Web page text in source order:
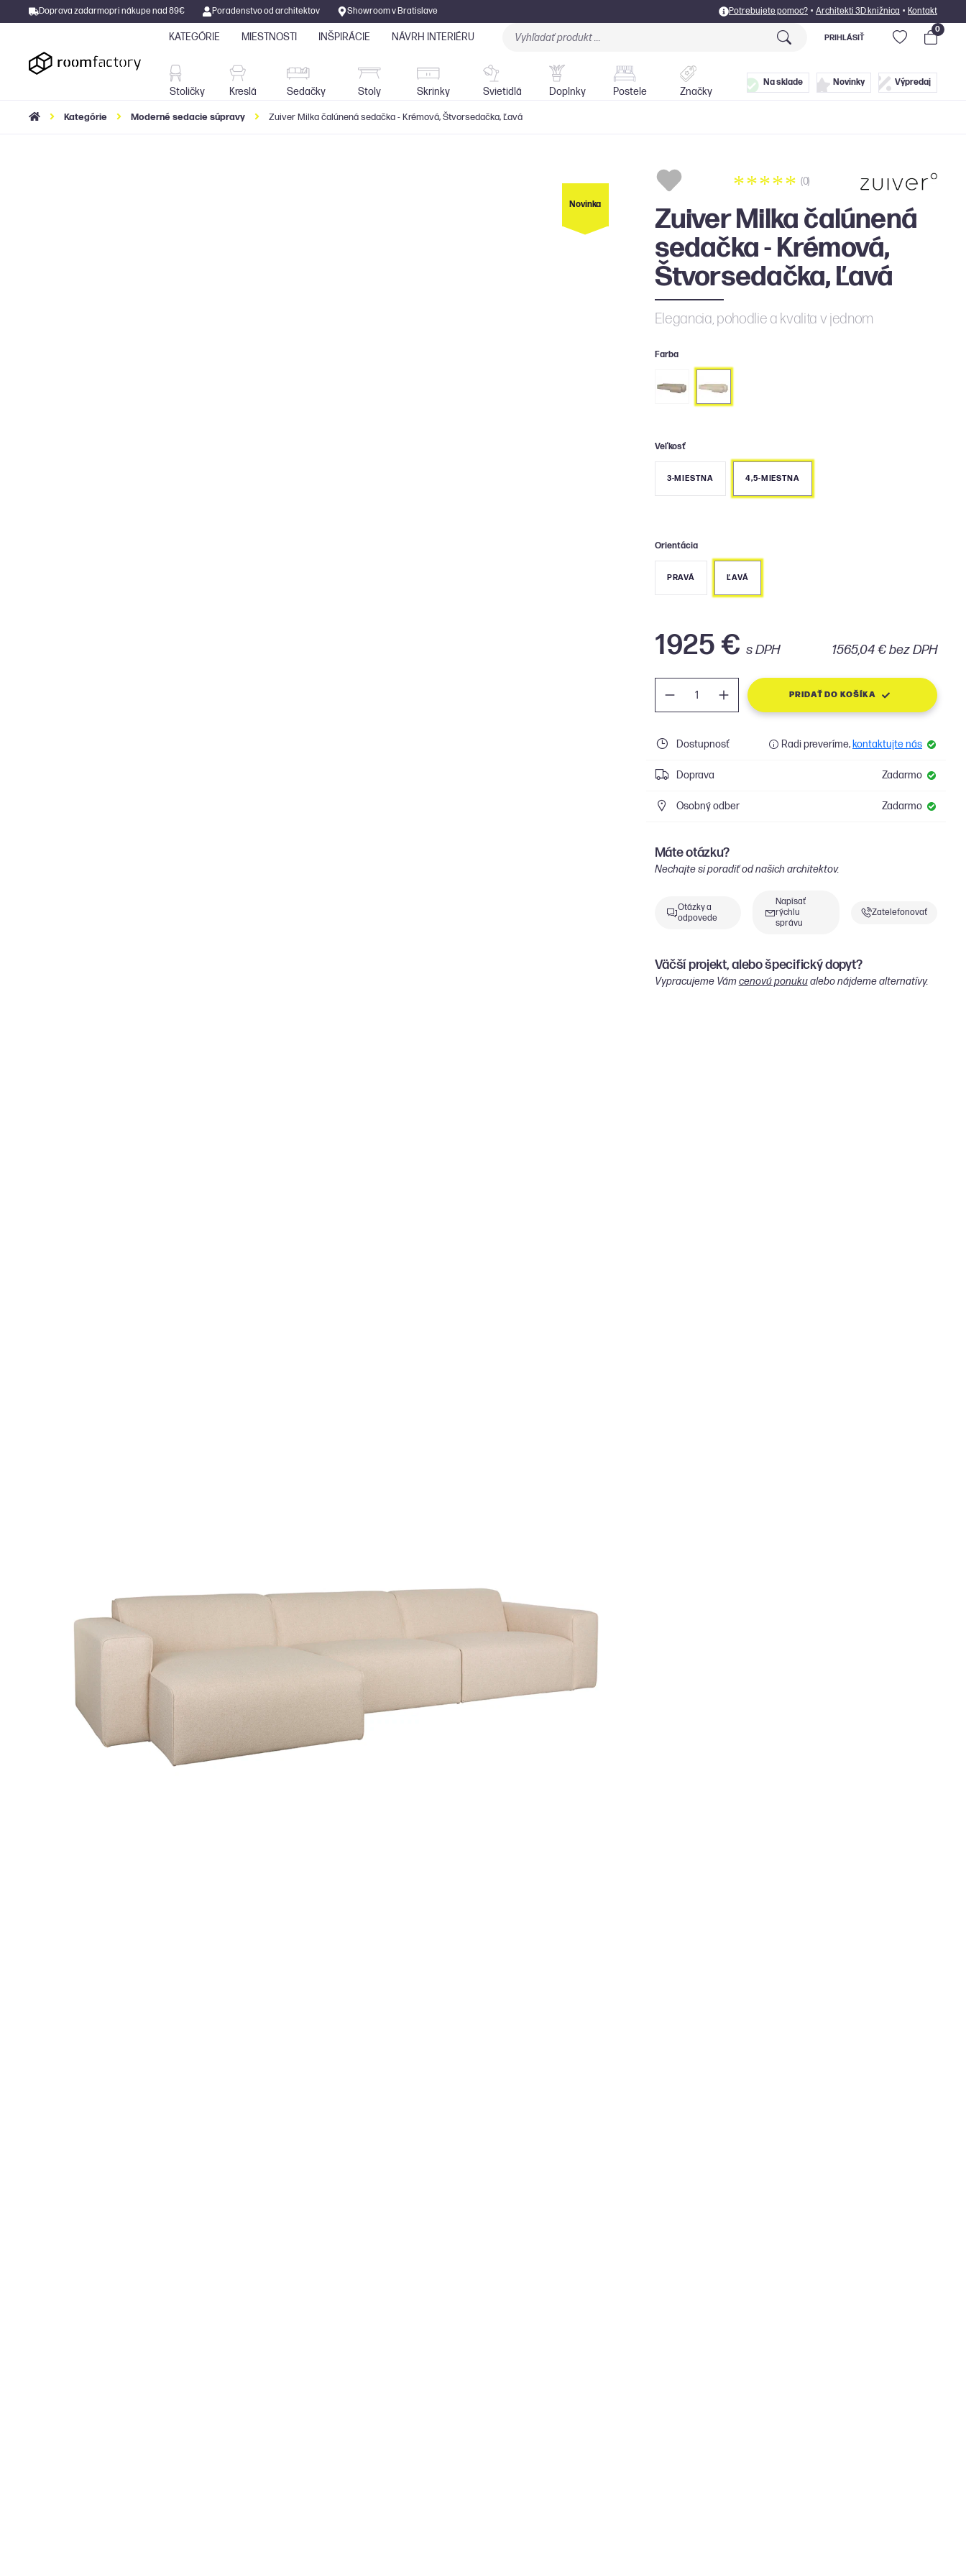
Doprava zadarmopri nákupe nad 89€ Poradenstvo od architektov Showroom v Bratislave Potrebujete pomoc? • Architekti 3D knižnica • Kontakt
KATEGÓRIE
Kreslá Sedačky Svietidlá Doplnky Postele
MIESTNOSTI INŠPIRÁCIE NÁVRH INTERIÉRU PRIHLÁSIŤ
0
Stoličky Kreslá Sedačky Stoly Skrinky Svietidlá Doplnky Postele Značky
Na sklade Novinky Výpredaj
Kategórie Moderné sedacie súpravy Zuiver Milka čalúnená sedačka - Krémová, Štvorsedačka, Ľavá
Novinka
(0)
Zuiver Milka čalúnená
sedačka - Krémová,
Štvorsedačka, Ľavá
Elegancia, pohodlie a kvalita v jednom
Farba
Veľkosť
3-MIESTNA 4,5-MIESTNA
Orientácia
PRAVÁ ĽAVÁ
1925 € s DPH 1565,04 € bez DPH
PRIDAŤ DO KOŠÍKA
Dostupnosť Radi preveríme, kontaktujte nás
Doprava Zadarmo
Osobný odber Zadarmo
Máte otázku?
Nechajte si poradiť od našich architektov.
Otázky a
odpovede
Napísať
rýchlu
správu
Zatelefonovať
Väčší projekt, alebo špecifický dopyt?
Vypracujeme Vámcenovú ponukualebo nájdeme alternatívy.